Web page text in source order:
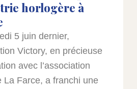
horlogère à
5 juin dernier,
Victory, en précieuse
avec l’association
La Farce, a franchi une